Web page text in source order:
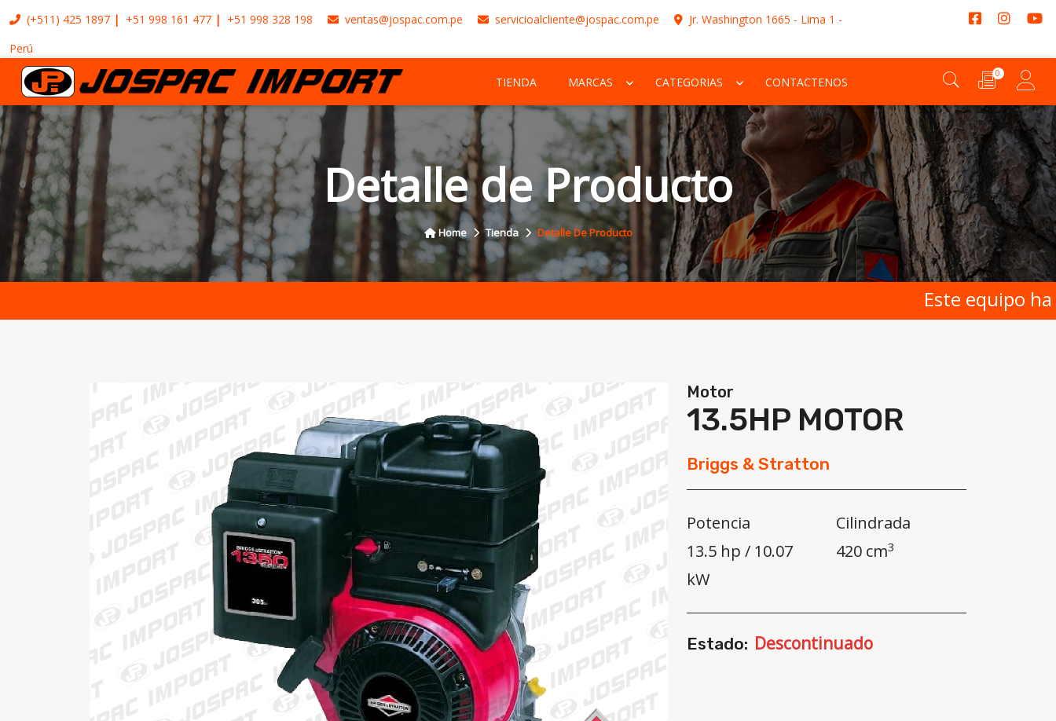
(+511) 425 1897 +51 998 161 477 +51 998 328 198 ventas@jospac.com.pe servicioalcliente@jospac.com.pe
Jr. Washington 1665 - Lima 1 -
Perú
TIENDA MARCAS CATEGORIAS CONTACTENOS
0
Detalle de Producto
Home Tienda Detalle De Producto
Este equipo ha sido
Motor
13.5HP MOTOR
Briggs & Stratton
Potencia
13.5 hp / 10.07
kW
Cilindrada
420 cm3
Estado: Descontinuado